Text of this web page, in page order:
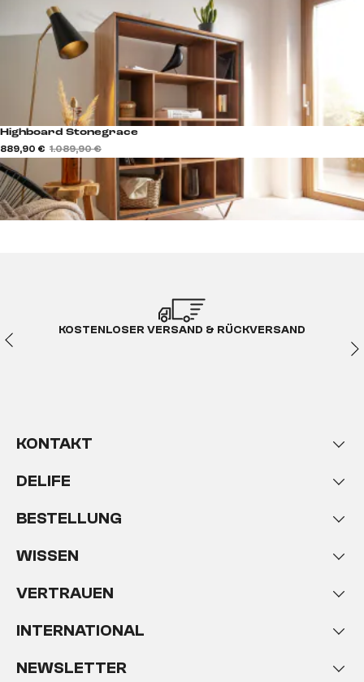
Highboard Stonegrace
889,90 € 1.089,90 €
KOSTENLOSER VERSAND & RÜCKVERSAND
KONTAKT
DELIFE
BESTELLUNG
WISSEN
VERTRAUEN
INTERNATIONAL
NEWSLETTER